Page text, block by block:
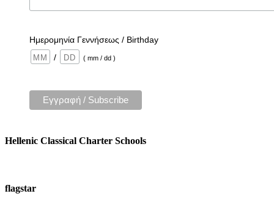
Ημερομηνία Γεννήσεως / Birthday
/
( mm / dd )
Hellenic Classical Charter Schools
flagstar